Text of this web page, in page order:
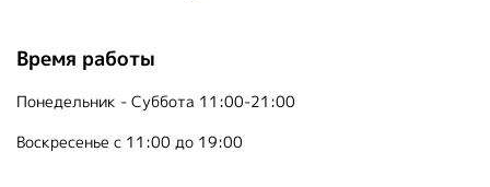
Время работы
Понедельник - Суббота 11:00-21:00
Воскресенье с 11:00 до 19:00